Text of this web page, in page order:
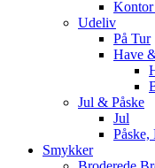
Udeliv
På Tur
Have
Jul & Påske
Jul
Påske,
Smykker